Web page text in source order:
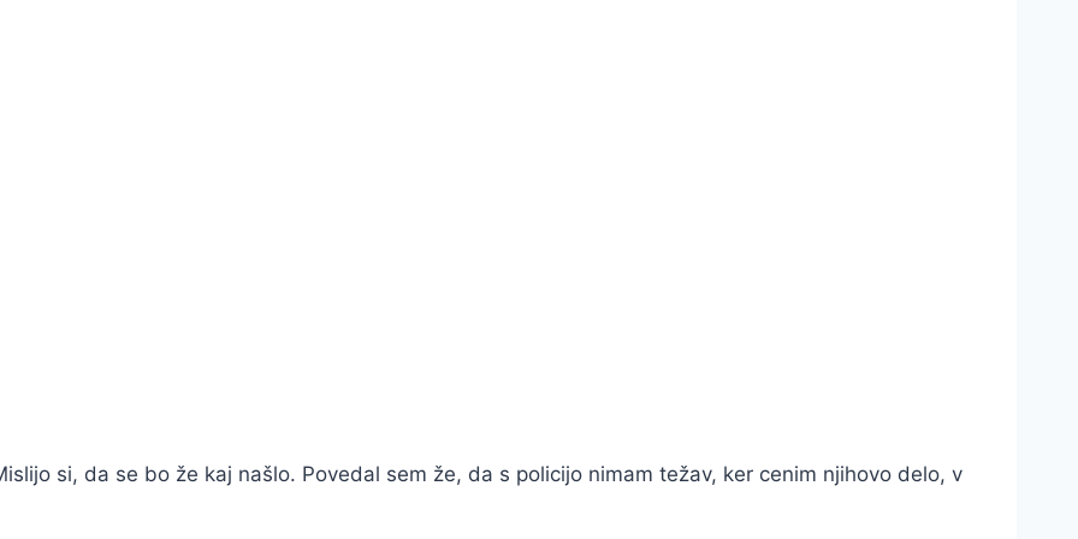
si, da se bo že kaj našlo. Povedal sem že, da s policijo nimam težav, ker cenim njihovo delo, v